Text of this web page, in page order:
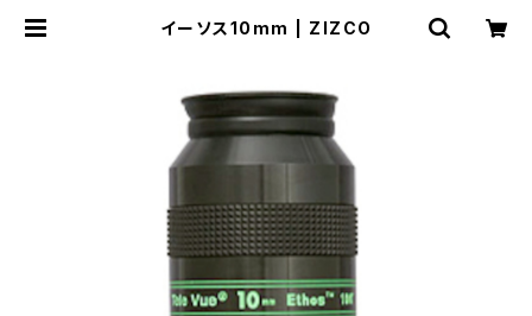
イーソス10mm | ZIZCO